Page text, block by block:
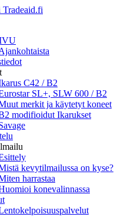
Tradeaid.fi
C42 / B2
SL+, SLW 600 / B2
merkit ja käytetyt koneet
modifioidut Ikarukset
kevytilmailussa on kyse?
harrastaa
konevalinnassa